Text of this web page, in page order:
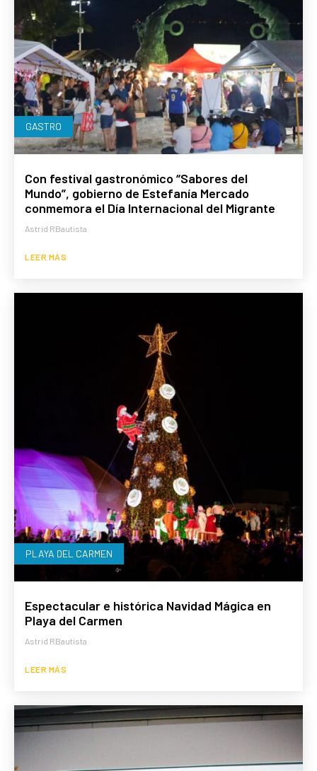
GASTRO
Con festival gastronómico “Sabores del
Mundo”, gobierno de Estefanía Mercado
conmemora el Día Internacional del Migrante
Astrid RBautista
LEER MÁS
PLAYA DEL CARMEN
Espectacular e histórica Navidad Mágica en
Playa del Carmen
Astrid RBautista
LEER MÁS